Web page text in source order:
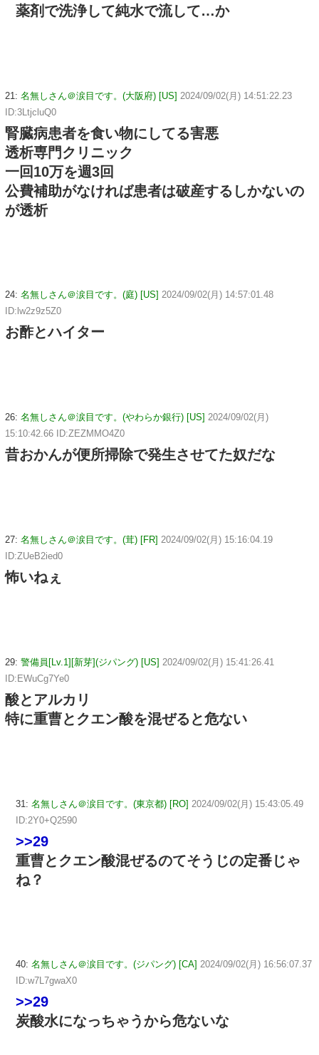
薬剤で洗浄して純水で流して…か
21: 名無しさん＠涙目です。(大阪府) [US] 2024/09/02(月) 14:51:22.23
ID:3LtjcluQ0
腎臓病患者を食い物にしてる害悪
透析専門クリニック
一回10万を週3回
公費補助がなければ患者は破産するしかないの
が透析
24: 名無しさん＠涙目です。(庭) [US] 2024/09/02(月) 14:57:01.48
ID:lw2z9z5Z0
お酢とハイター
26: 名無しさん＠涙目です。(やわらか銀行) [US] 2024/09/02(月)
15:10:42.66 ID:ZEZMMO4Z0
昔おかんが便所掃除で発生させてた奴だな
27: 名無しさん＠涙目です。(茸) [FR] 2024/09/02(月) 15:16:04.19
ID:ZUeB2ied0
怖いねぇ
29: 警備員[Lv.1][新芽](ジパング) [US] 2024/09/02(月) 15:41:26.41
ID:EWuCg7Ye0
酸とアルカリ
特に重曹とクエン酸を混ぜると危ない
31: 名無しさん＠涙目です。(東京都) [RO] 2024/09/02(月) 15:43:05.49
ID:2Y0+Q2590
>>29
重曹とクエン酸混ぜるのてそうじの定番じゃ
ね？
40: 名無しさん＠涙目です。(ジパング) [CA] 2024/09/02(月) 16:56:07.37
ID:w7L7gwaX0
>>29
炭酸水になっちゃうから危ないな